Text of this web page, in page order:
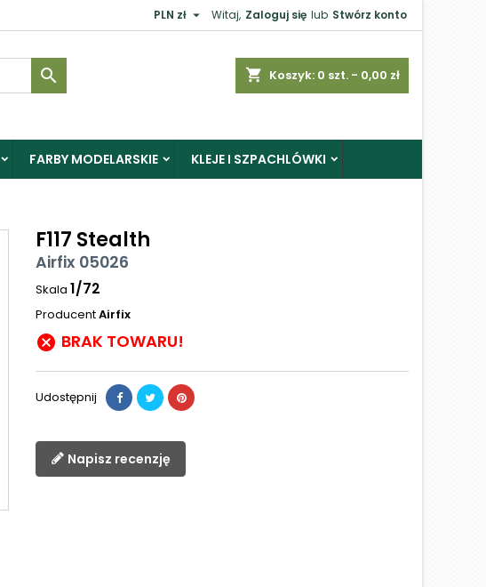
Witaj, Zaloguj się lub Stwórz konto
PLN zł 
shopping_cart Koszyk: 0 szt. - 0,00 zł

FARBY MODELARSKIE KLEJE I SZPACHLÓWKI
F117 Stealth
Airfix 05026
Skala 1/72
ProducentAirfix
 BRAK TOWARU!
Udostępnij
Napisz recenzję